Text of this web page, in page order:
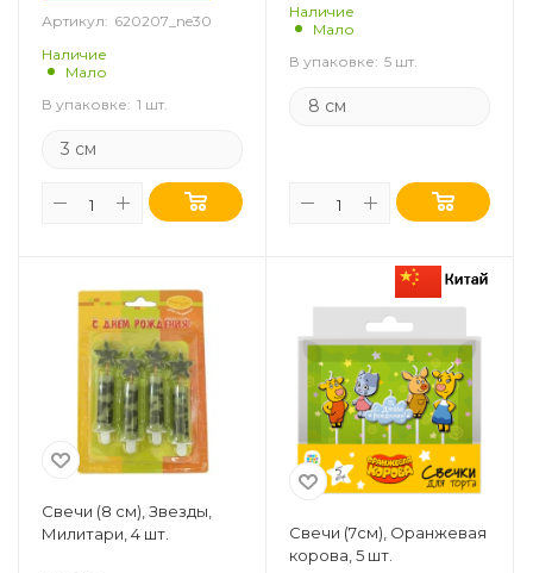
Артикул: 620207_ne30
Наличие
Мало
В упаковке: 1 шт.
3 см
Наличие
Мало
В упаковке: 5 шт.
8 см
Свечи (8 см), Звезды,
Милитари, 4 шт.
Свечи (7см), Оранжевая
корова, 5 шт.